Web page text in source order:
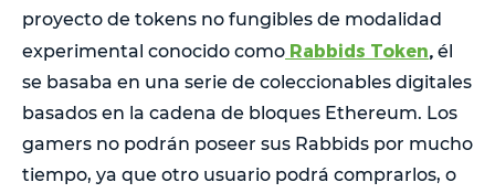
proyecto de tokens no fungibles de modalidad
experimental conocido como Rabbids Token él
se basaba en una serie de coleccionables digitales
basados en la cadena de bloques Ethereum. Los
gamers no podrán poseer sus Rabbids por mucho
tiempo, ya que otro usuario podrá comprarlos, o